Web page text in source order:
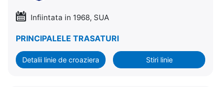
Infiintata in 1968, SUA
PRINCIPALELE TRASATURI
Detalii linie de croaziera Stiri linie